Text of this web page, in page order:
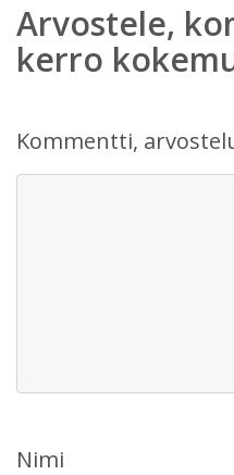
Arvostele,
kerro
Kommentti,
Nimi